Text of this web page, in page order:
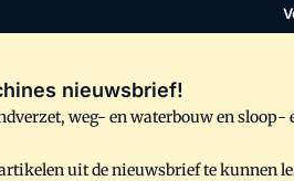
nieuwsbrief!
weg- en waterbouw en
uit de nieuwsbrief te kunnen